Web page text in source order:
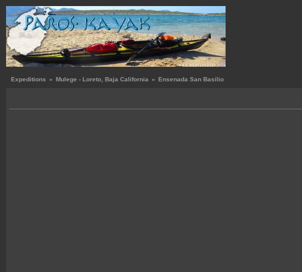
Expeditions » Mulege - Loreto, Baja California » Ensenada San Basilio